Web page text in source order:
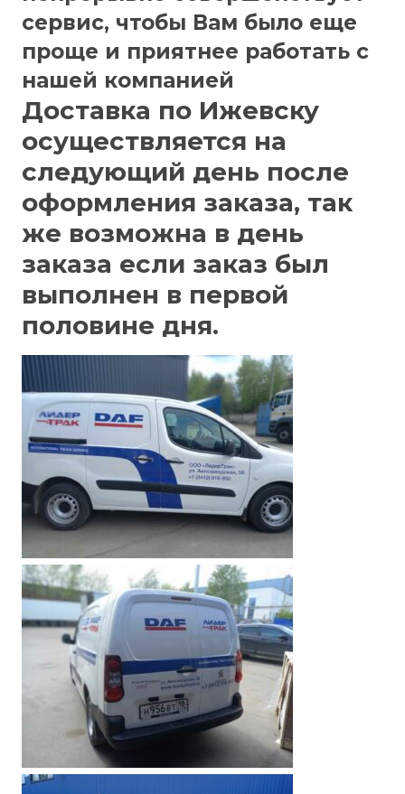
сервис, чтобы Вам было еще
проще и приятнее работать с
нашей компанией
Доставка по Ижевску
осуществляется на
следующий день после
оформления заказа, так
же возможна в день
заказа если заказ был
выполнен в первой
половине дня.